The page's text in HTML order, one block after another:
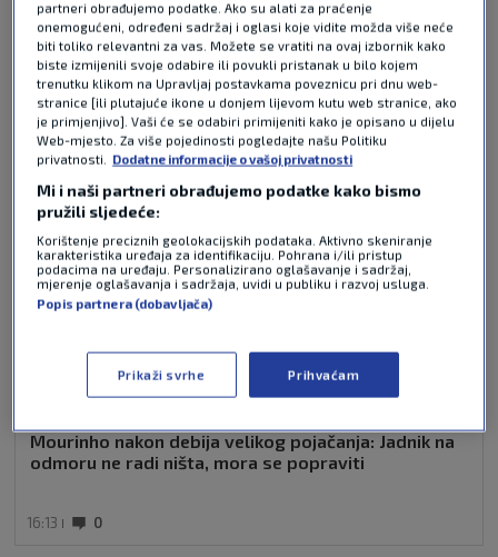
NAJČITANIJE VIJESTI - LA LIGA
Mourinho nakon debija velikog pojačanja: Jadnik na
odmoru ne radi ništa, mora se popraviti
16:13 0
partneri obrađujemo podatke. Ako su alati za praćenje
onemogućeni, određeni sadržaj i oglasi koje vidite možda više neće
biti toliko relevantni za vas. Možete se vratiti na ovaj izbornik kako
biste izmijenili svoje odabire ili povukli pristanak u bilo kojem
trenutku klikom na Upravljaj postavkama poveznicu pri dnu web-
stranice [ili plutajuće ikone u donjem lijevom kutu web stranice, ako
je primjenjivo]. Vaši će se odabiri primijeniti kako je opisano u dijelu
Web-mjesto. Za više pojedinosti pogledajte našu Politiku
privatnosti. Dodatne informacije o vašoj privatnosti
Mi i naši partneri obrađujemo podatke kako bismo
pružili sljedeće:
Korištenje preciznih geolokacijskih podataka. Aktivno skeniranje
karakteristika uređaja za identifikaciju. Pohrana i/ili pristup
podacima na uređaju. Personalizirano oglašavanje i sadržaj,
mjerenje oglašavanja i sadržaja, uvidi u publiku i razvoj usluga.
Popis partnera (dobavljača)
Prikaži svrhe Prihvaćam